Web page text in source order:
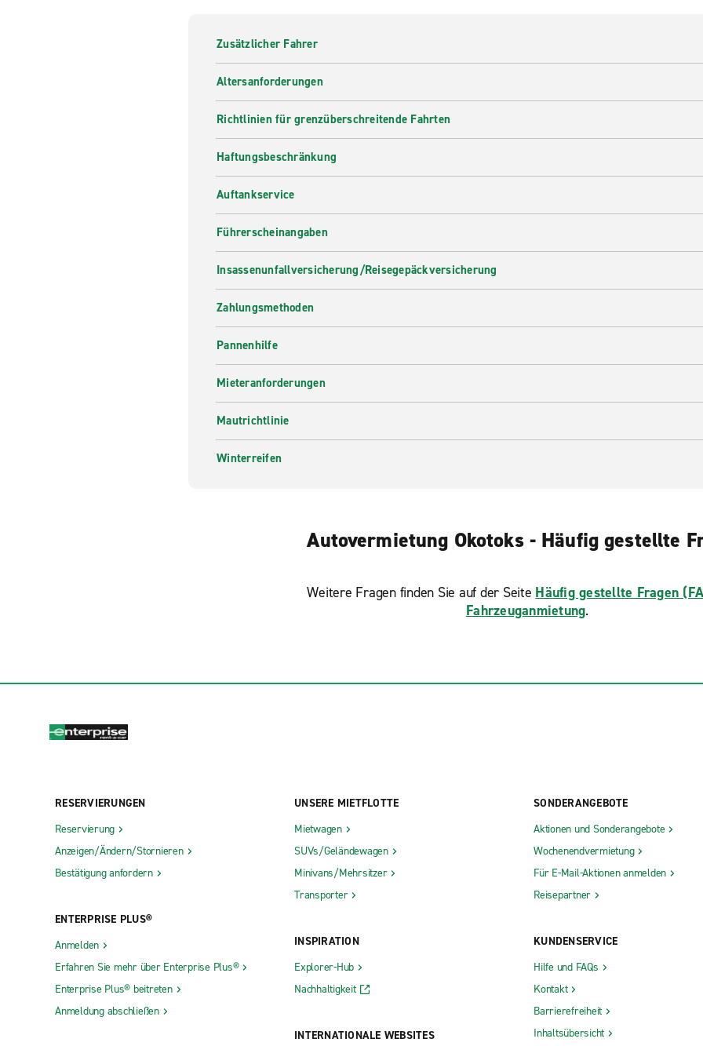
Zusätzlicher Fahrer
Altersanforderungen
Richtlinien für grenzüberschreitende Fahrten
Haftungsbeschränkung
Auftankservice
Führerscheinangaben
Insassenunfallversicherung/Reisegepäckversicherung
Zahlungsmethoden
Pannenhilfe
Mieteranforderungen
Mautrichtlinie
Winterreifen
Autovermietung Okotoks - Häufig gestellte
Weitere Fragen finden Sie auf der Seite Häufig gestellte Fragen
Fahrzeuganmietung.
RESERVIERUNGEN
Reservierung
Anzeigen/Ändern/Stornieren
Bestätigung anfordern
ENTERPRISE PLUS®
Anmelden
Erfahren Sie mehr über Enterprise Plus®
Enterprise Plus® beitreten
Anmeldung abschließen
UNSERE MIETFLOTTE
Mietwagen
SUVs/Geländewagen
Minivans/Mehrsitzer
Transporter
INSPIRATION
Explorer-Hub
Nachhaltigkeit
INTERNATIONALE WEBSITES
SONDERANGEBOTE
Aktionen und Sonderangebote
Wochenendvermietung
Für E-Mail-Aktionen anmelden
Reisepartner
KUNDENSERVICE
Hilfe und FAQs
Kontakt
Barrierefreiheit
Inhaltsübersicht